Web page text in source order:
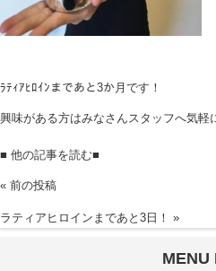
ﾗﾃｨｱﾋﾛｲﾝまであと3か月です！
興味がある方はみなさんスタッフへ気
■ 他の記事を読む■
« 前の投稿
ラティアヒロインまであと3日！ »
MENU